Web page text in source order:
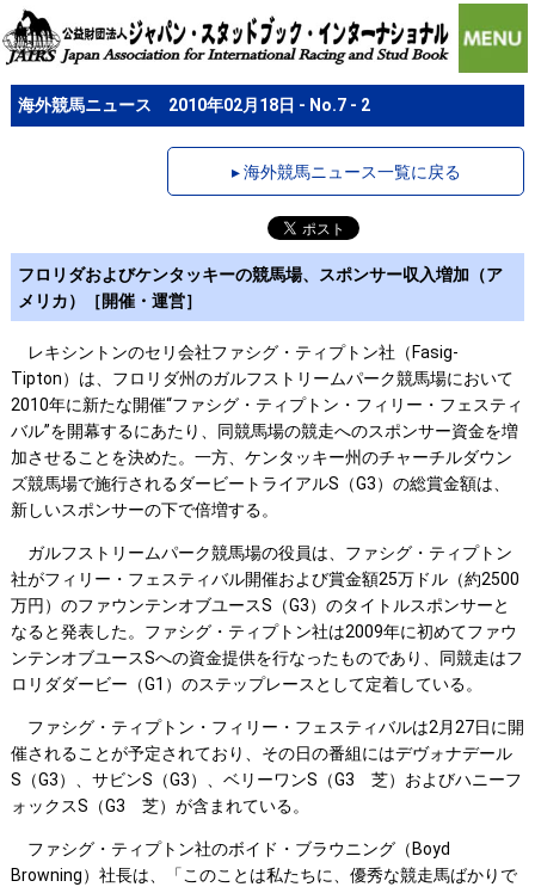
海外競馬ニュース 2010年02月18日 - No.7 - 2
▸ 海外競馬ニュース一覧に戻る
フロリダおよびケンタッキーの競馬場、スポンサー収入増加（ア
メリカ）［開催・運営］
レキシントンのセリ会社ファシグ・ティプトン社（Fasig-
Tipton）は、フロリダ州のガルフストリームパーク競馬場において
2010年に新たな開催“ファシグ・ティプトン・フィリー・フェスティ
バル”を開幕するにあたり、同競馬場の競走へのスポンサー資金を増
加させることを決めた。一方、ケンタッキー州のチャーチルダウン
ズ競馬場で施行されるダービートライアルS（G3）の総賞金額は、
新しいスポンサーの下で倍増する。
ガルフストリームパーク競馬場の役員は、ファシグ・ティプトン
社がフィリー・フェスティバル開催および賞金額25万ドル（約2500
万円）のファウンテンオブユースS（G3）のタイトルスポンサーと
なると発表した。ファシグ・ティプトン社は2009年に初めてファウ
ンテンオブユースSへの資金提供を行なったものであり、同競走はフ
ロリダダービー（G1）のステップレースとして定着している。
ファシグ・ティプトン・フィリー・フェスティバルは2月27日に開
催されることが予定されており、その日の番組にはデヴォナデール
S（G3）、サビンS（G3）、ベリーワンS（G3 芝）およびハニーフ
ォックスS（G3 芝）が含まれている。
ファシグ・ティプトン社のボイド・ブラウニング（Boyd
Browning）社長は、「このことは私たちに、優秀な競走馬ばかりで